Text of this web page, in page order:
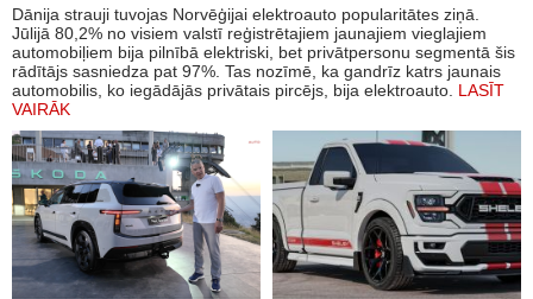
Dānija strauji tuvojas Norvēģijai elektroauto popularitātes ziņā.
Jūlijā 80,2% no visiem valstī reģistrētajiem jaunajiem vieglajiem
automobiļiem bija pilnībā elektriski, bet privātpersonu segmentā šis
rādītājs sasniedza pat 97%. Tas nozīmē, ka gandrīz katrs jaunais
automobilis, ko iegādājās privātais pircējs, bija elektroauto. LASĪT
VAIRĀK